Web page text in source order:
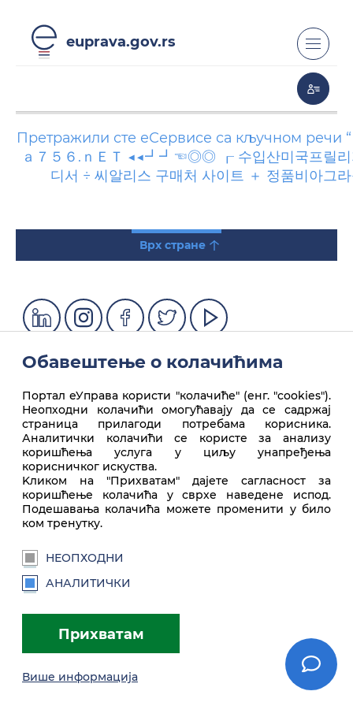
euprava.gov.rs
Претражили сте еСервисе са кључном речи
ａ７５６.ｎＥＴ ◀◀┛┛☜◎◎ ┎ 수입산미국프릴리
디서 ÷ 씨알리스 구매처 사이트 ＋ 정품비아그
Врх стране
euprava.gov.rs
Портал еУправа Републике Србије
Услови коришћења Подешавања Brandbook
Обавештење о колачићима
Портал еУправа користи "колачиће" (енг. "cookies").
Неопходни колачићи омогућавају да се садржај
страница прилагоди потребама корисника.
Аналитички колачићи се користе за анализу
коришћења услуга у циљу унапређења
корисничког искуства.
Kликом на "Прихватам" дајете сагласност за
коришћење колачића у сврхе наведене испод.
Подешавања колачића можете променити у било
ком тренутку.
НЕОПХОДНИ
АНАЛИТИЧКИ
Прихватам
Више информација